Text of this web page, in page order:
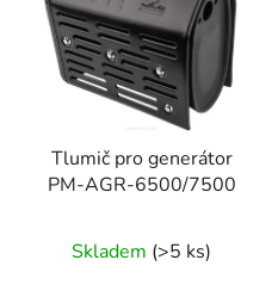
Tlumič pro generátor
PM-AGR-6500/7500
Skladem (>5 ks)